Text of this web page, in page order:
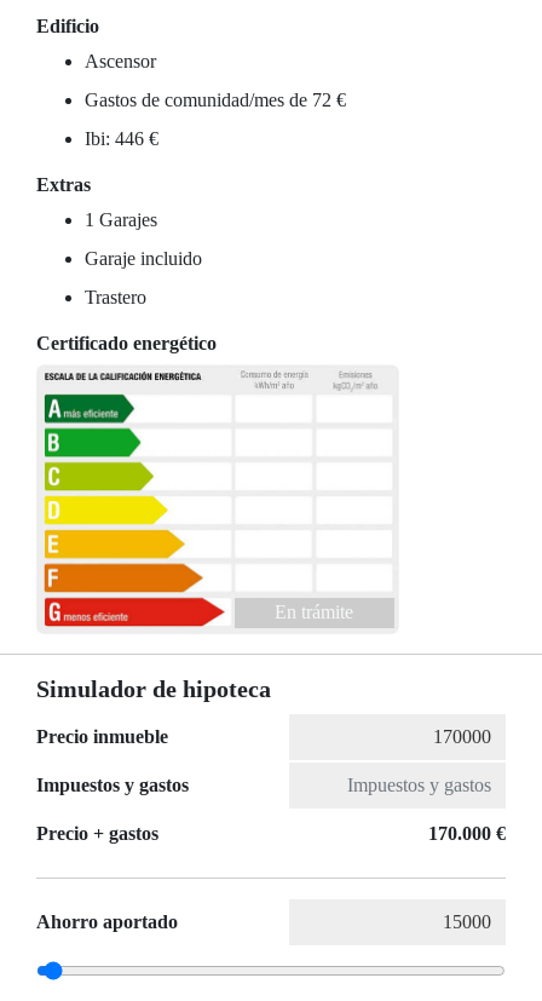
Edificio
Ascensor
Gastos de comunidad/mes de 72 €
Ibi: 446 €
Extras
1 Garajes
Garaje incluido
Trastero
Certificado energético
En trámite
Simulador de hipoteca
Precio inmueble
Impuestos y gastos
Precio + gastos 170.000 €
Ahorro aportado